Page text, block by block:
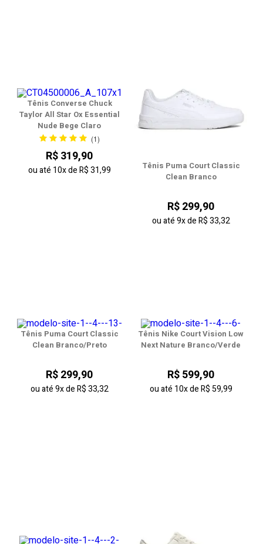
Tênis Converse Chuck
Taylor All Star Ox Essential
Nude Bege Claro
(1)
R$ 319,90
ou até 10xdeR$ 31,99
Tênis Puma Court Classic
Clean Branco
R$ 299,90
ou até9xdeR$ 33,32
Tênis Puma Court Classic
Clean Branco/Preto
R$ 299,90
ou até9xdeR$ 33,32
Tênis Nike Court Vision Low
Next Nature Branco/Verde
R$ 599,90
ou até 10xdeR$ 59,99